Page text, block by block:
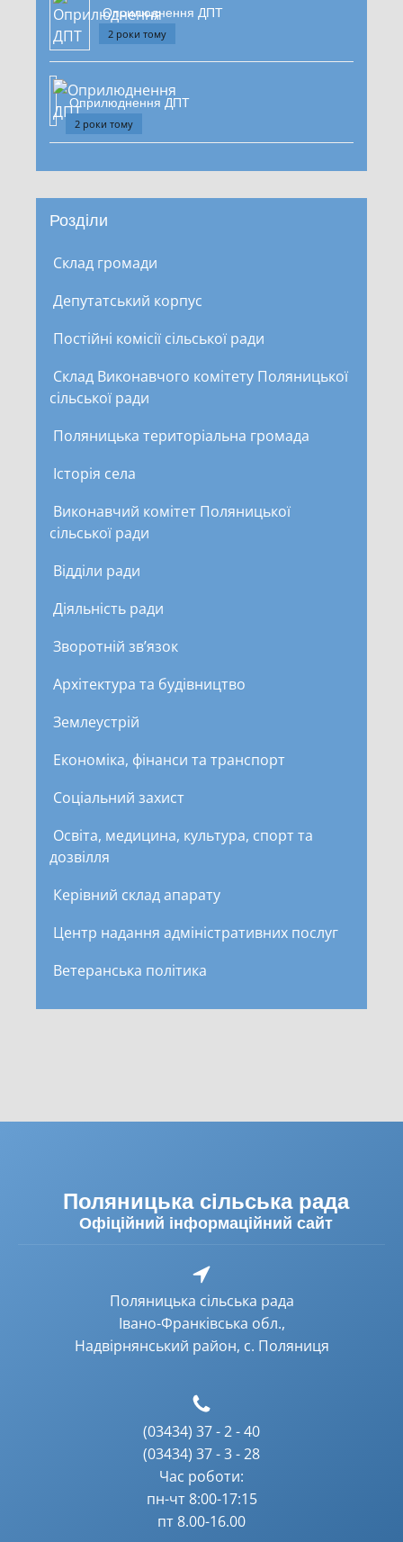
Оприлюднення ДПТ
2 роки тому
Оприлюднення ДПТ
2 роки тому
Розділи
Склад громади
Депутатський корпус
Постійні комісії сільської ради
Склад Виконавчого комітету Поляницької
сільської ради
Поляницька територіальна громада
Історія села
Виконавчий комітет Поляницької
сільської ради
Відділи ради
Діяльність ради
Зворотній зв’язок
Архітектура та будівництво
Землеустрій
Економіка, фінанси та транспорт
Соціальний захист
Освіта, медицина, культура, спорт та
дозвілля
Керівний склад апарату
Центр надання адміністративних послуг
Ветеранська політика
Поляницька сільська рада
Офіційний інформаційний сайт
Поляницька сільська рада
Івано-Франківська обл.,
Надвірнянський район, с. Поляниця
(03434) 37 - 2 - 40
(03434) 37 - 3 - 28
Час роботи:
пн-чт 8:00-17:15
пт 8.00-16.00